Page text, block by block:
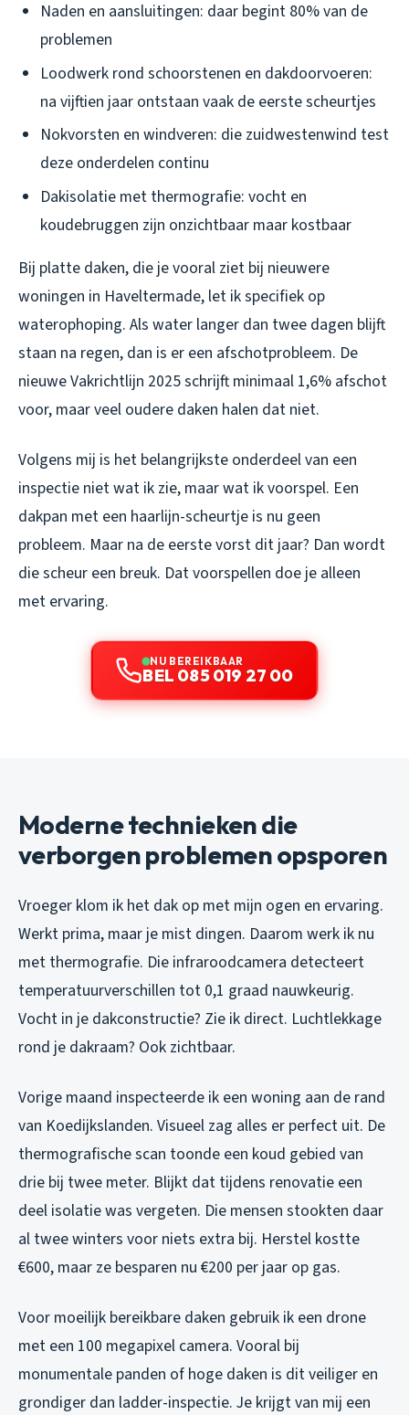
Naden en aansluitingen: daar begint 80% van de
problemen
Loodwerk rond schoorstenen en dakdoorvoeren:
na vijftien jaar ontstaan vaak de eerste scheurtjes
Nokvorsten en windveren: die zuidwestenwind test
deze onderdelen continu
Dakisolatie met thermografie: vocht en
koudebruggen zijn onzichtbaar maar kostbaar
Bij platte daken, die je vooral ziet bij nieuwere
woningen in Haveltermade, let ik specifiek op
waterophoping. Als water langer dan twee dagen blijft
staan na regen, dan is er een afschotprobleem. De
nieuwe Vakrichtlijn 2025 schrijft minimaal 1,6% afschot
voor, maar veel oudere daken halen dat niet.
Volgens mij is het belangrijkste onderdeel van een
inspectie niet wat ik zie, maar wat ik voorspel. Een
dakpan met een haarlijn-scheurtje is nu geen
probleem. Maar na de eerste vorst dit jaar? Dan wordt
die scheur een breuk. Dat voorspellen doe je alleen
met ervaring.
NU BEREIKBAAR
BEL 085 019 27 00
Moderne technieken die
verborgen problemen opsporen
Vroeger klom ik het dak op met mijn ogen en ervaring.
Werkt prima, maar je mist dingen. Daarom werk ik nu
met thermografie. Die infraroodcamera detecteert
temperatuurverschillen tot 0,1 graad nauwkeurig.
Vocht in je dakconstructie? Zie ik direct. Luchtlekkage
rond je dakraam? Ook zichtbaar.
Vorige maand inspecteerde ik een woning aan de rand
van Koedijkslanden. Visueel zag alles er perfect uit. De
thermografische scan toonde een koud gebied van
drie bij twee meter. Blijkt dat tijdens renovatie een
deel isolatie was vergeten. Die mensen stookten daar
al twee winters voor niets extra bij. Herstel kostte
€600, maar ze besparen nu €200 per jaar op gas.
Voor moeilijk bereikbare daken gebruik ik een drone
met een 100 megapixel camera. Vooral bij
monumentale panden of hoge daken is dit veiliger en
grondiger dan ladder-inspectie. Je krijgt van mij een